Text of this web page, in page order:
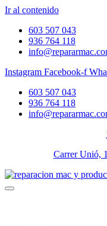
Ir al contenido
603 507 043
936 764 118
Instagram Facebook-f
603 507 043
936 764 118
Carrer Unió,